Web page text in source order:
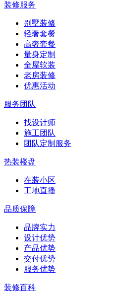
装修服务
别墅装修
轻奢套餐
高奢套餐
量身定制
全屋软装
老房装修
优惠活动
服务团队
找设计师
施工团队
团队定制服务
热装楼盘
在装小区
工地直播
品质保障
品牌实力
设计优势
产品优势
交付优势
服务优势
装修百科